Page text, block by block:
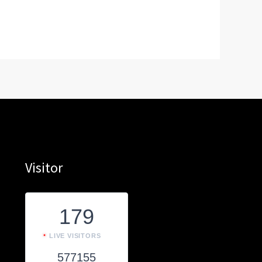
Visitor
179
LIVE VISITORS
577155